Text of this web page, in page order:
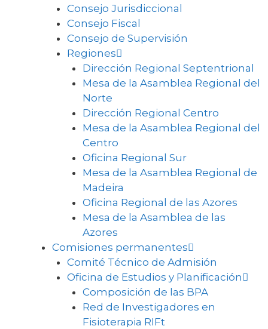
Consejo Jurisdiccional
Consejo Fiscal
Consejo de Supervisión
Regiones
Dirección Regional Septentrional
Mesa de la Asamblea Regional del
Norte
Dirección Regional Centro
Mesa de la Asamblea Regional del
Centro
Oficina Regional Sur
Mesa de la Asamblea Regional de
Madeira
Oficina Regional de las Azores
Mesa de la Asamblea de las
Azores
Comisiones permanentes
Comité Técnico de Admisión
Oficina de Estudios y Planificación
Composición de las BPA
Red de Investigadores en
Fisioterapia RIFt